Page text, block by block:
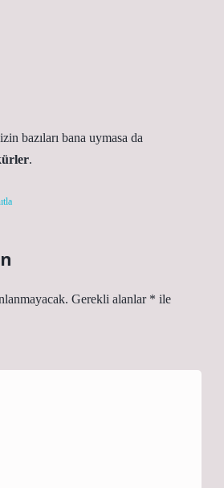
bazıları bana uymasa da
.
Gerekli alanlar * ile